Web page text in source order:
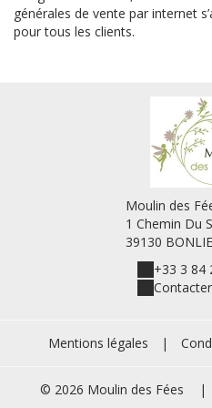
générales de vente par internet
pour tous les clients.
Moulin des
1 Chemin Du
39130
+33 3 84
Mentions légales |
© 2026 Moulin des Fées |